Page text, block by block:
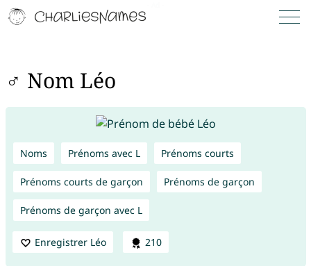
♂ Nom Léo
Noms Prénoms avec L Prénoms courts
Prénoms courts de garçon Prénoms de garçon
Prénoms de garçon avec L
Enregistrer Léo 210